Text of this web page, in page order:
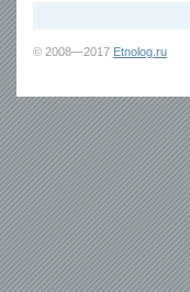
© 2008—2017 Etnolog.ru